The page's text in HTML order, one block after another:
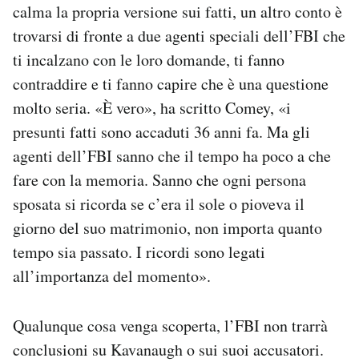
calma la propria versione sui fatti, un altro conto è
trovarsi di fronte a due agenti speciali dell’FBI che
ti incalzano con le loro domande, ti fanno
contraddire e ti fanno capire che è una questione
molto seria. «È vero», ha scritto Comey, «i
presunti fatti sono accaduti 36 anni fa. Ma gli
agenti dell’FBI sanno che il tempo ha poco a che
fare con la memoria. Sanno che ogni persona
sposata si ricorda se c’era il sole o pioveva il
giorno del suo matrimonio, non importa quanto
tempo sia passato. I ricordi sono legati
all’importanza del momento».
Qualunque cosa venga scoperta, l’FBI non trarrà
conclusioni su Kavanaugh o sui suoi accusatori.